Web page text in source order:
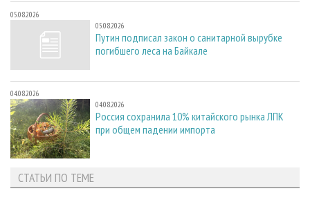
05.08.2026
05.08.2026
Путин подписал закон о санитарной вырубке
погибшего леса на Байкале
04.08.2026
04.08.2026
Россия сохранила 10% китайского рынка ЛПК
при общем падении импорта
СТАТЬИ ПО ТЕМЕ